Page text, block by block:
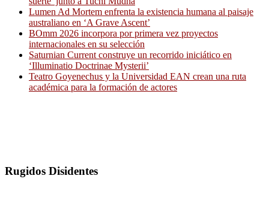
Lumen Ad Mortem enfrenta la existencia humana al paisaje
australiano en ‘A Grave Ascent’
BOmm 2026 incorpora por primera vez proyectos
internacionales en su selección
Saturnian Current construye un recorrido iniciático en
‘Illuminatio Doctrinae Mysterii’
Teatro Goyenechus y la Universidad EAN crean una ruta
académica para la formación de actores
Rugidos Disidentes